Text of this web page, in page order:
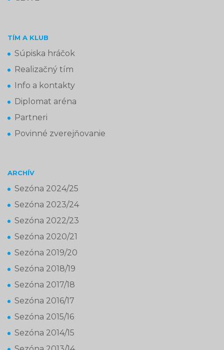
TÍM A KLUB
Súpiska hráčok
Realizačný tím
Info a kontakty
Diplomat aréna
Partneri
Povinné zverejňovanie
ARCHÍV
Sezóna 2024/25
Sezóna 2023/24
Sezóna 2022/23
Sezóna 2020/21
Sezóna 2019/20
Sezóna 2018/19
Sezóna 2017/18
Sezóna 2016/17
Sezóna 2015/16
Sezóna 2014/15